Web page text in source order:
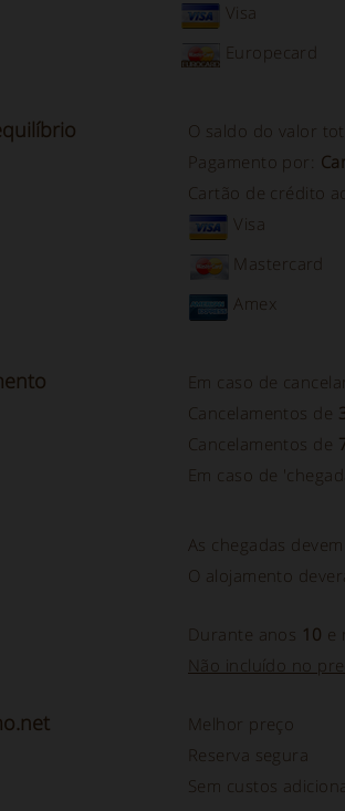
Visa
Europecard
O saldo do valor
Pagamento por:
Cartão de crédito
Visa
Mastercard
Amex
Em caso de
Cancelamentos de
Cancelamentos de
Em caso de
As chegadas
O alojamento
Durante anos 10 e
Não incluído no
Melhor preço
Reserva segura
Sem custos